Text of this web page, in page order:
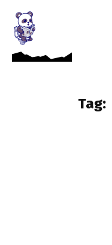
Tag: